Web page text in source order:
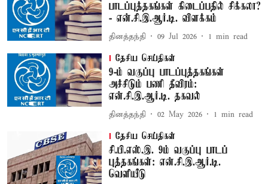
பாடப்புத்தகங்கள் கிடைப்பதில் சிக்கலா?
- என்.சி.இ.ஆர்.டி. விளக்கம்
தினத்தந்தி 09 Jul 2026 1 min read
தேசிய செய்திகள்
9-ம் வகுப்பு பாடப்புத்தகங்கள்
அச்சிடும் பணி தீவிரம்:
என்.சி.இ.ஆர்.டி. தகவல்
தினத்தந்தி 02 May 2026 1 min read
தேசிய செய்திகள்
சி.பி.எஸ்.இ. 9ம் வகுப்பு பாடப்
புத்தகங்கள்: என்.சி.இ.ஆர்.டி.
வெளியீடு